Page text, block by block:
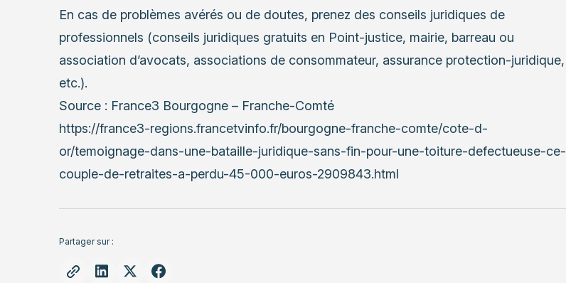
En cas de problèmes avérés ou de doutes, prenez des conseils juridiques de
professionnels (conseils juridiques gratuits en Point-justice, mairie, barreau ou
association d’avocats, associations de consommateur, assurance protection-juridique,
etc.).
Source : France3 Bourgogne – Franche-Comté
https://france3-regions.francetvinfo.fr/bourgogne-franche-comte/cote-d-
or/temoignage-dans-une-bataille-juridique-sans-fin-pour-une-toiture-defectueuse-ce-
couple-de-retraites-a-perdu-45-000-euros-2909843.html
Partager sur :